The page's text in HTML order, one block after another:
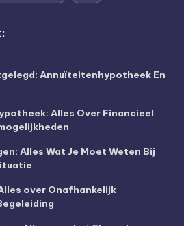
Annuïteitenhypotheek En
Alles Over Financieel
Alles Wat Je Moet Weten Bij
over Onafhankelijk